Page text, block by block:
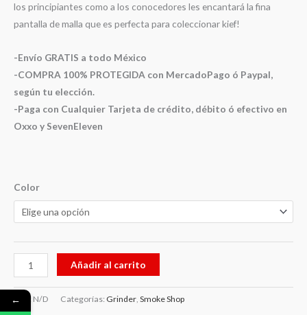
los principiantes como a los conocedores les encantará la fina
pantalla de malla que es perfecta para coleccionar kief!
-Envío GRATIS a todo México
-COMPRA 100% PROTEGIDA con MercadoPago ó Paypal,
según tu elección.
-Paga con Cualquier Tarjeta de crédito, débito ó efectivo en
Oxxo y SevenEleven
Color
Añadir al carrito
SKU: N/D Categorías: Grinder Smoke Shop
←